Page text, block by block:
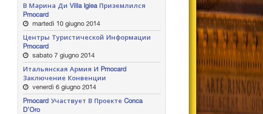
В Марина Ди Villa Igiea Приземлился
Pmocard
martedì 10 giugno 2014
Центры Туристической Информации
Pmocard
sabato 7 giugno 2014
Итальянская Армия И Pmocard
Заключение Конвенции
venerdì 6 giugno 2014
Pmocard Участвует В Проекте Conca
D'Oro